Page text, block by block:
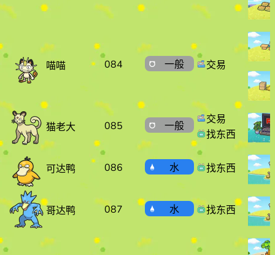
喵喵 084 一般 交易
猫老大 085 一般
交易
找东西
可达鸭 086 水 找东西
哥达鸭 087 水 找东西